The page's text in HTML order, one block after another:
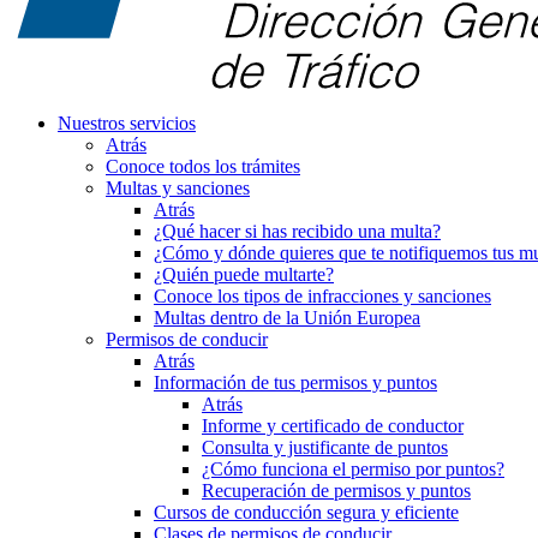
Nuestros servicios
Atrás
Conoce todos los trámites
Multas y sanciones
Atrás
¿Qué hacer si has recibido una multa?
¿Cómo y dónde quieres que te notifiquemos tus
¿Quién puede multarte?
Conoce los tipos de infracciones y sanciones
Multas dentro de la Unión Europea
Permisos de conducir
Atrás
Información de tus permisos y puntos
Atrás
Informe y certificado de conductor
Consulta y justificante de puntos
¿Cómo funciona el permiso por puntos?
Recuperación de permisos y puntos
Cursos de conducción segura y eficiente